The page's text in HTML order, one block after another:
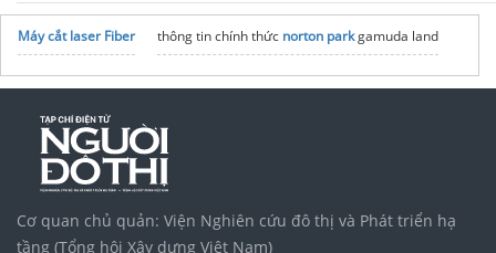
Máy cắt laser Fiber thông tin chính thức norton parkgamuda land
Cơ quan chủ quản: Viện Nghiên cứu đô thị và Phát triển hạ
tầng (Tổng hội Xây dựng Việt Nam)